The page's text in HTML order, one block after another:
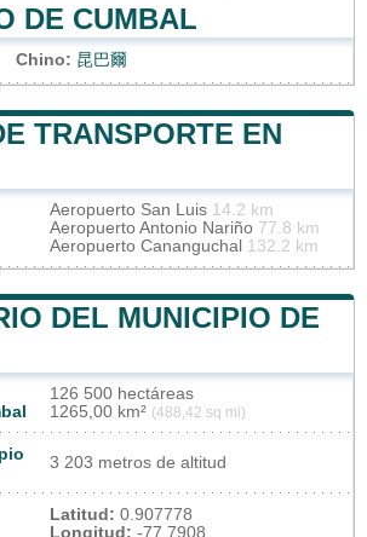
DE CUMBAL
Chino: 昆巴爾
TRANSPORTE EN
Aeropuerto San Luis 14.2 km
Aeropuerto Antonio Nariño 77.8 km
Aeropuerto Cananguchal 132.2 km
DEL MUNICIPIO DE
126 500 hectáreas
1265,00 km² (488,42 sq mi)
3 203 metros de altitud
Latitud: 0.907778
Longitud: -77.7908